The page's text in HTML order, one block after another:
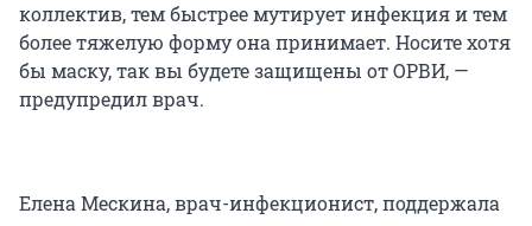
коллектив, тем быстрее мутирует инфекция и тем
более тяжелую форму она принимает. Носите хотя
бы маску, так вы будете защищены от ОРВИ, —
предупредил врач.
Елена Мескина, врач-инфекционист, поддержала